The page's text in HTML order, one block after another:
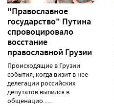
"Православное
государство" Путина
спровоцировало
восстание
православной Грузии
Происходящие в Грузии
события, когда визит в нее
делегации российских
депутатов вылился в
общенацио......